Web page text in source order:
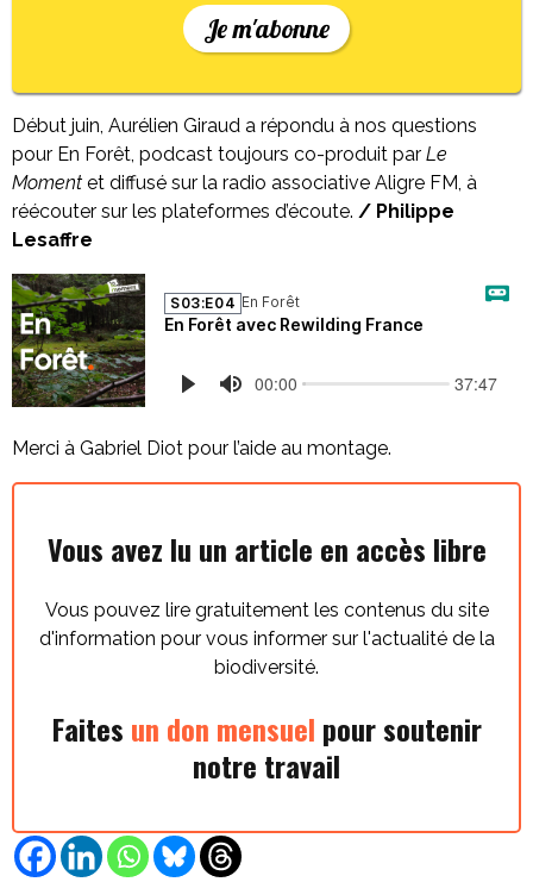
Je m'abonne
Début juin, Aurélien Giraud a répondu à nos questions
pour En Forêt, podcast toujours co-produit par Le
Moment et diffusé sur la radio associative Aligre FM, à
réécouter sur les plateformes d’écoute. / Philippe
Lesaffre
Merci à Gabriel Diot pour l’aide au montage.
Vous avez lu un article en accès libre
Vous pouvez lire gratuitement les contenus du site
d'information pour vous informer sur l'actualité de la
biodiversité.
Faites un don mensuel pour soutenir
notre travail